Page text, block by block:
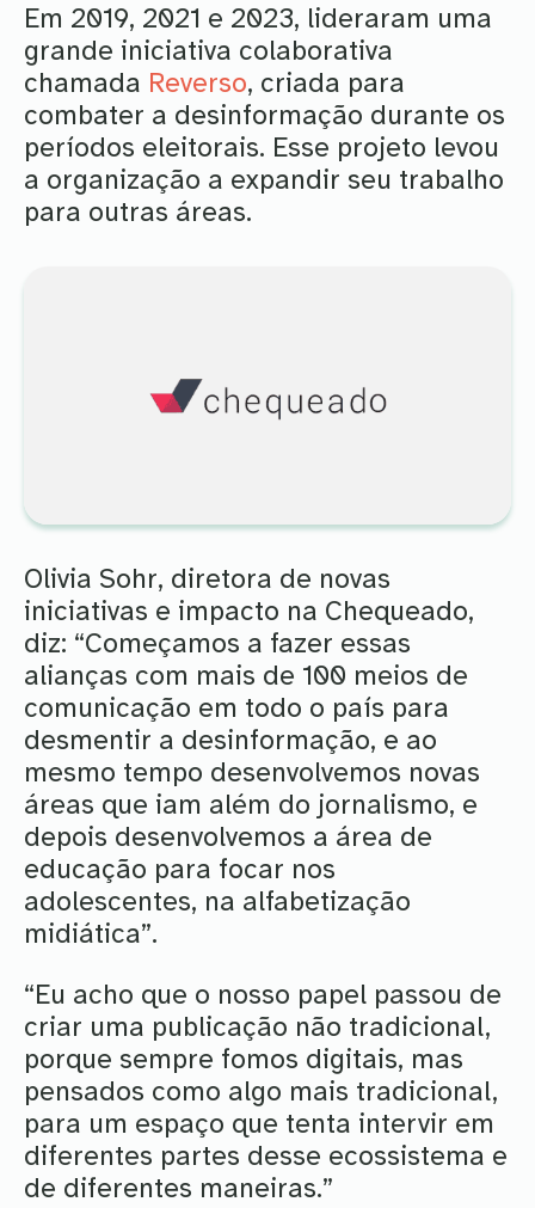
Em 2019, 2021 e 2023, lideraram uma
grande iniciativa colaborativa
chamada Reverso, criada para
combater a desinformação durante os
períodos eleitorais. Esse projeto levou
a organização a expandir seu trabalho
para outras áreas.
Olivia Sohr, diretora de novas
iniciativas e impacto na Chequeado,
diz: “Começamos a fazer essas
alianças com mais de 100 meios de
comunicação em todo o país para
desmentir a desinformação, e ao
mesmo tempo desenvolvemos novas
áreas que iam além do jornalismo, e
depois desenvolvemos a área de
educação para focar nos
adolescentes, na alfabetização
midiática”.
“Eu acho que o nosso papel passou de
criar uma publicação não tradicional,
porque sempre fomos digitais, mas
pensados como algo mais tradicional,
para um espaço que tenta intervir em
diferentes partes desse ecossistema e
de diferentes maneiras.”